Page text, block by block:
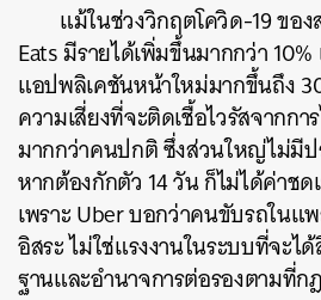
แม้ในช่วงวิกฤตโควิด-19ของ
Eatsมีรายได้เพิ่มขึ้นมากกว่า10%
แอปพลิเคชันหน้าใหม่มากขึ้นถึง
ความเสี่ยงที่จะติดเชื้อไวรัสจากก
มากกว่าคนปกติซึ่งส่วนใหญ่ไม่มี
หากต้องกักตัว14วันก็ไม่ได้ค่าชด
เพราะUberบอกว่าคนขับรถในแ
อิสระไม่ใช่แรงงานในระบบที่จะ
ฐานและอำนาจการต่อรองตามที่